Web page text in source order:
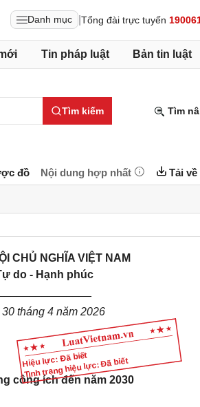
Danh mục Tổng đài trực tuyến
Tin pháp luật Bản tin luật
Tìm kiếm Tìm
đồ Nội dung hợp nhất Tải về
Hiệu lực: Đã biết
Tình trạng hiệu lực: Đã biết
CHỦ NGHĨA VIỆT NAM
do - Hạnh phúc
tháng 4 năm 2026
công ích đến năm 2030